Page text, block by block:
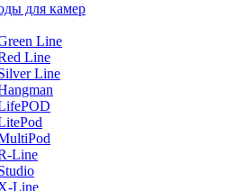
для камер
Line
Line
Line
Line
Line